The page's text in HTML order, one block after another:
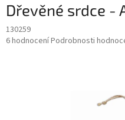
Dřevěné srdce -
130259
Průměrné
6 hodnoceníPodrobnosti